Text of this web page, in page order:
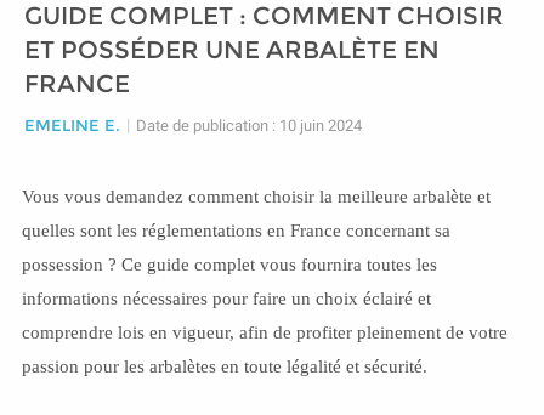
GUIDE COMPLET : COMMENT CHOISIR
ET POSSÉDER UNE ARBALÈTE EN
FRANCE
EMELINE E. | Date de publication : 10 juin 2024
Vous vous demandez comment choisir la meilleure arbalète et
quelles sont les réglementations en France concernant sa
possession ? Ce guide complet vous fournira toutes les
informations nécessaires pour faire un choix éclairé et
comprendre lois en vigueur, afin de profiter pleinement de votre
passion pour les arbalètes en toute légalité et sécurité.